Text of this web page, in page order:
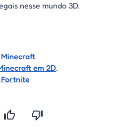
nesse mundo 3D.
.
em 2D.